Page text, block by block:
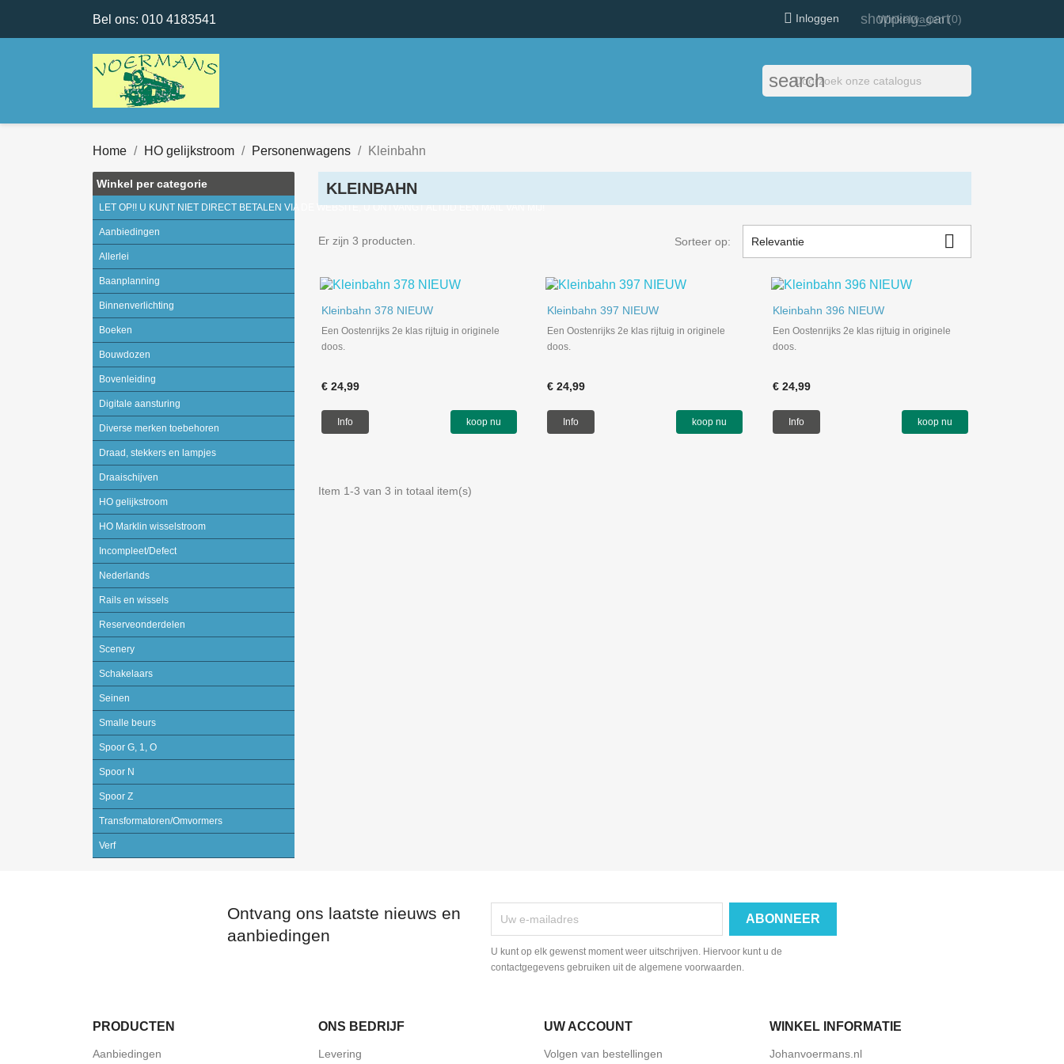
Bel ons: 010 4183541  Inloggen shopping_cart
Winkelwagen (0)
search
Home HO gelijkstroom Personenwagens Kleinbahn
Winkel per categorie
LET OP!! U KUNT NIET DIRECT BETALEN VIA DE WEBSITE, U ONTVANGT ALTIJD EEN MAIL VAN MIJ!
Aanbiedingen
Allerlei
Baanplanning
Binnenverlichting
Boeken
Bouwdozen
Bovenleiding
Digitale aansturing
Diverse merken toebehoren
Draad, stekkers en lampjes
Draaischijven
HO gelijkstroom
HO Marklin wisselstroom
Incompleet/Defect
Nederlands
Rails en wissels
Reserveonderdelen
Scenery
Schakelaars
Seinen
Smalle beurs
Spoor G, 1, O
Spoor N
Spoor Z
Transformatoren/Omvormers
Verf
KLEINBAHN
Er zijn 3 producten. Sorteer op: Relevantie 
 Snel bekijken
Kleinbahn 378 NIEUW
Een Oostenrijks 2e klas rijtuig in originele
doos.
€ 24,99
Info koop nu
 Snel bekijken
Kleinbahn 397 NIEUW
Een Oostenrijks 2e klas rijtuig in originele
doos.
€ 24,99
Info koop nu
 Snel bekijken
Kleinbahn 396 NIEUW
Een Oostenrijks 2e klas rijtuig in originele
doos.
€ 24,99
Info koop nu
Item 1-3 van 3 in totaal item(s)
Ontvang ons laatste nieuws en
aanbiedingen
U kunt op elk gewenst moment weer uitschrijven. Hiervoor kunt u de
contactgegevens gebruiken uit de algemene voorwaarden.
PRODUCTEN
Aanbiedingen
ONS BEDRIJF
Levering
UW ACCOUNT
Volgen van bestellingen
WINKEL INFORMATIE
Johanvoermans.nl